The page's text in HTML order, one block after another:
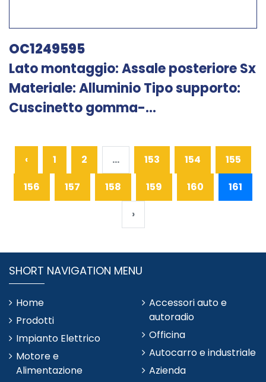
OC1249595
Lato montaggio: Assale posteriore Sx
Materiale: Alluminio Tipo supporto:
Cuscinetto gomma-...
‹ 1 2 ... 153 154
155
156
157 158 159 160
161
›
SHORT NAVIGATION MENU
Home
Prodotti
Impianto Elettrico
Motore e
Alimentazione
Accessori auto e
autoradio
Officina
Autocarro e industriale
Azienda